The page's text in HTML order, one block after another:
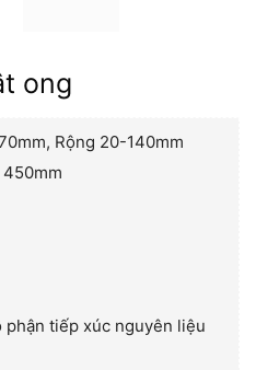
ong
Rộng 20-140mm
phận tiếp xúc nguyên liệu